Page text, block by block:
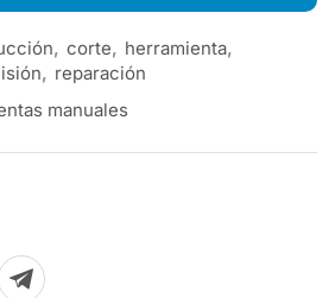
, corte, herramienta,
, reparación
manuales